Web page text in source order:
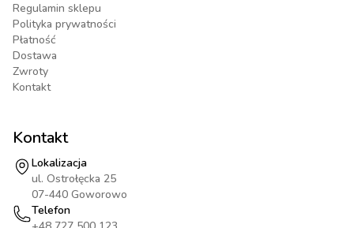
Regulamin sklepu
Polityka prywatności
Płatność
Dostawa
Zwroty
Kontakt
Kontakt
Lokalizacja
ul. Ostrołęcka 25
07-440 Goworowo
Telefon